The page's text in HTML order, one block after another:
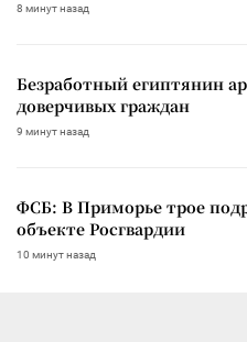
8 минут назад
Безработный египтянин
доверчивых граждан
9 минут назад
ФСБ: В Приморье трое
объекте Росгвардии
10 минут назад